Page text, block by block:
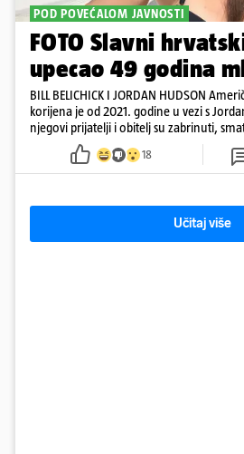
POD POVEĆALOM JAVNOSTI
FOTO Slavni
upecao 49 godina
BILL BELICHICK I JORDAN HUDSON
korijena je od 2021. godine u vezi s
njegovi prijatelji i obitelj su zabrinuti,
kontrolira
18
Učitaj više